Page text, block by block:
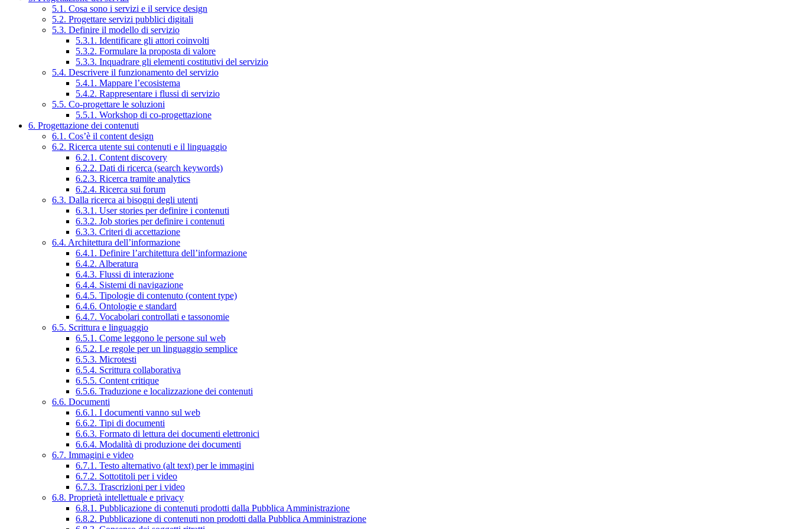
5.1. Cosa sono i servizi e il service design
5.2. Progettare servizi pubblici digitali
5.3. Definire il modello di servizio
5.3.1. Identificare gli attori coinvolti
5.3.2. Formulare la proposta di valore
5.3.3. Inquadrare gli elementi costitutivi del servizio
5.4. Descrivere il funzionamento del servizio
5.4.1. Mappare l’ecosistema
5.4.2. Rappresentare i flussi di servizio
5.5. Co-progettare le soluzioni
5.5.1. Workshop di co-progettazione
6. Progettazione dei contenuti
6.1. Cos’è il content design
6.2. Ricerca utente sui contenuti e il linguaggio
6.2.1. Content discovery
6.2.2. Dati di ricerca (search keywords)
6.2.3. Ricerca tramite analytics
6.2.4. Ricerca sui forum
6.3. Dalla ricerca ai bisogni degli utenti
6.3.1. User stories per definire i contenuti
6.3.2. Job stories per definire i contenuti
6.3.3. Criteri di accettazione
6.4. Architettura dell’informazione
6.4.1. Definire l’architettura dell’informazione
6.4.2. Alberatura
6.4.3. Flussi di interazione
6.4.4. Sistemi di navigazione
6.4.5. Tipologie di contenuto (content type)
6.4.6. Ontologie e standard
6.4.7. Vocabolari controllati e tassonomie
6.5. Scrittura e linguaggio
6.5.1. Come leggono le persone sul web
6.5.2. Le regole per un linguaggio semplice
6.5.3. Microtesti
6.5.4. Scrittura collaborativa
6.5.5. Content critique
6.5.6. Traduzione e localizzazione dei contenuti
6.6. Documenti
6.6.1. I documenti vanno sul web
6.6.2. Tipi di documenti
6.6.3. Formato di lettura dei documenti elettronici
6.6.4. Modalità di produzione dei documenti
6.7. Immagini e video
6.7.1. Testo alternativo (alt text) per le immagini
6.7.2. Sottotitoli per i video
6.7.3. Trascrizioni per i video
6.8. Proprietà intellettuale e privacy
6.8.1. Pubblicazione di contenuti prodotti dalla Pubblica Amministrazione
6.8.2. Pubblicazione di contenuti non prodotti dalla Pubblica Amministrazione